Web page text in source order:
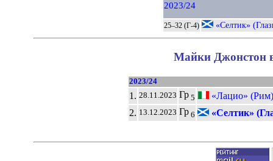
2023/24
25–32 (Г-4) «Селтик»
Майки Джонстон
2023/24
1. 28.11.2023 Гр5
«Лацио»
2. 13.12.2023 Гр6 «Селтик»